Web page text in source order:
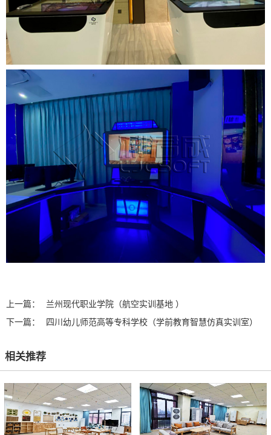
上一篇：
兰州现代职业学院（航空实训基地 ）
下一篇：
四川幼儿师范高等专科学校（学前教育智慧仿真实训室）
相关推荐